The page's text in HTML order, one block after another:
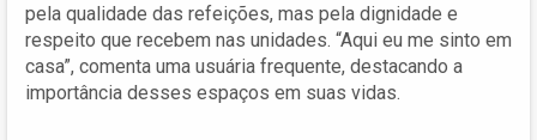
pela qualidade das refeições, mas pela dignidade e
respeito que recebem nas unidades. “Aqui eu me sinto em
casa”, comenta uma usuária frequente, destacando a
importância desses espaços em suas vidas.